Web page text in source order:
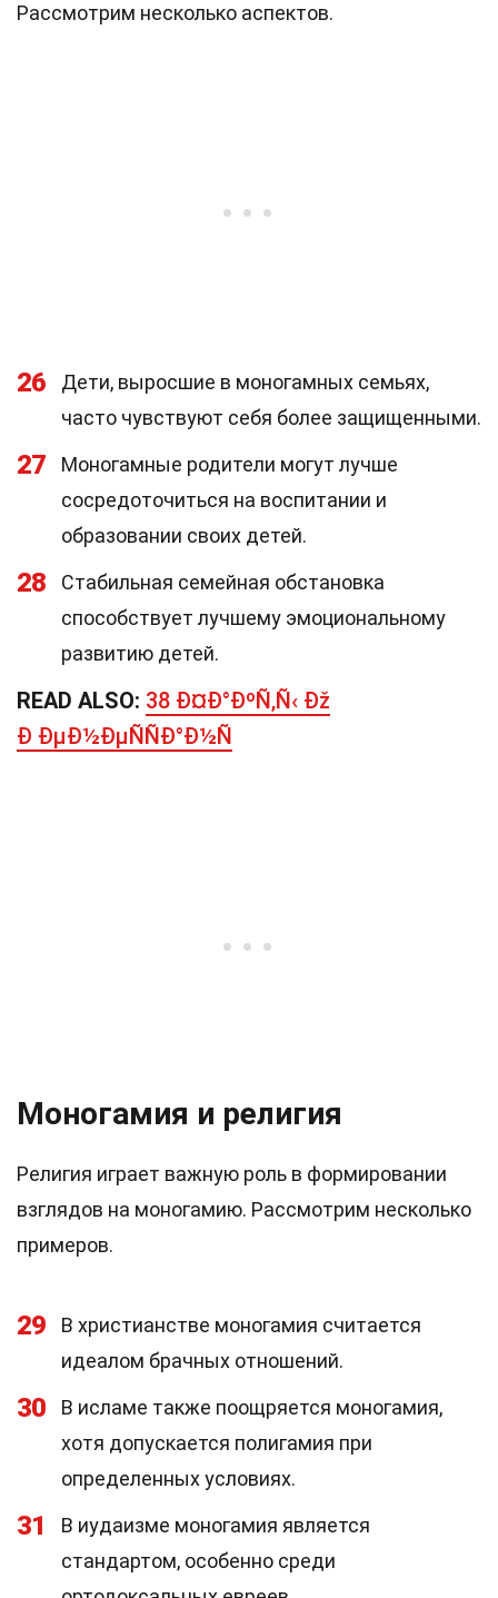
Рассмотрим несколько аспектов.
26
Дети, выросшие в моногамных семьях,
часто чувствуют себя более защищенными.
27
Моногамные родители могут лучше
сосредоточиться на воспитании и
образовании своих детей.
28
Стабильная семейная обстановка
способствует лучшему эмоциональному
развитию детей.
READ ALSO: 38 Ð¤Ð°ÐºÑ‚Ñ‹ Ðž
Ð ÐµÐ½ÐµÑÑÐ°Ð½Ñ
Моногамия и религия
Религия играет важную роль в формировании
взглядов на моногамию. Рассмотрим несколько
примеров.
29
В христианстве моногамия считается
идеалом брачных отношений.
30
В исламе также поощряется моногамия,
хотя допускается полигамия при
определенных условиях.
31
В иудаизме моногамия является
стандартом, особенно среди